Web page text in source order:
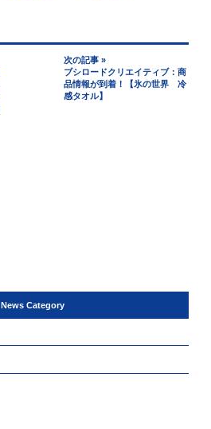
次の記事 »
ブシロードクリエイティブ：商
品情報が到着！【氷の世界 冷
感タオル】
News Category